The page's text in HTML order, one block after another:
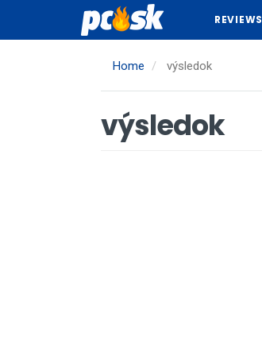
main
REVIEWS
Home výsledok
výsledok